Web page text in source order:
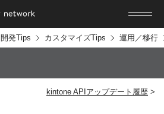
開発Tips カスタマイズTips 運用／移行
kintone APIアップデート履歴